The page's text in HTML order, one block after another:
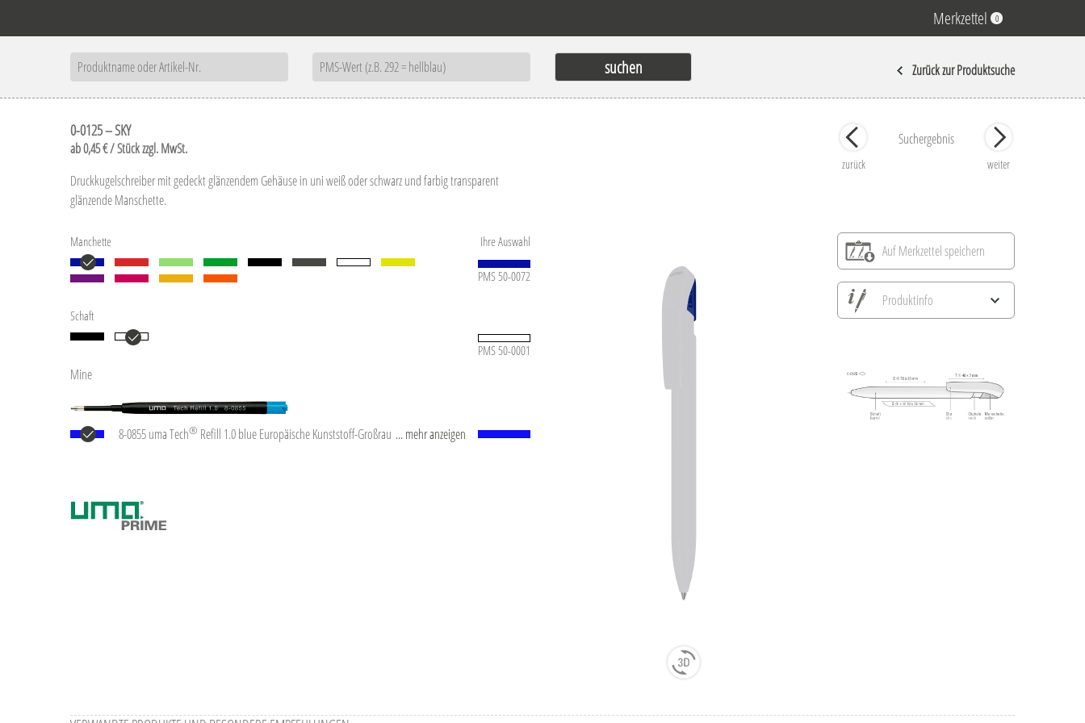
Merkzettel 0
Zurück zur Produktsuche
0-0125 – SKY
ab 0,45 € / Stück zzgl. MwSt.
Druckkugelschreiber mit gedeckt glänzendem Gehäuse in uni weiß oder schwarz und farbig transparent
glänzende Manschette.
zurück
Suchergebnis
weiter
Ihre Auswahl
Manchette
PMS 50-0072
Schaft
PMS 50-0001
Mine
8-0855 uma Tech® Refill 1.0 blue Europäische Kunststoff-Großraummine mit
... mehr anzeigen
Auf Merkzettel speichern
Produktinfo